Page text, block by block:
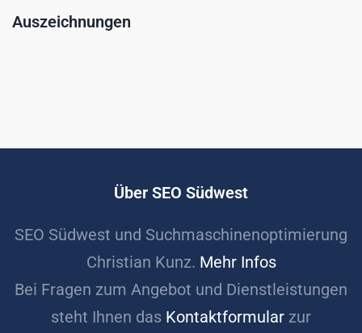
Auszeichnungen
Über SEO Südwest
SEO Südwest und Suchmaschinenoptimierung
Christian Kunz. Mehr Infos
Bei Fragen zum Angebot und Dienstleistungen
steht Ihnen das Kontaktformular zur